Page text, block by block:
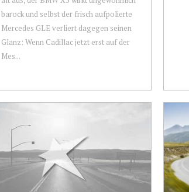
barock und selbst der frisch aufpolierte
Mercedes GLE verliert dagegen seinen
Glanz: Wenn Cadillac jetzt erst auf der
Mes...